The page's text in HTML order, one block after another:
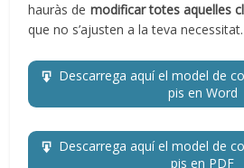
hauràs de modificar totes aquelles
que no s’ajusten a la teva necessitat.
Descarrega aquí el model de
pis en Word
Descarrega aquí el model de
pis en PDF